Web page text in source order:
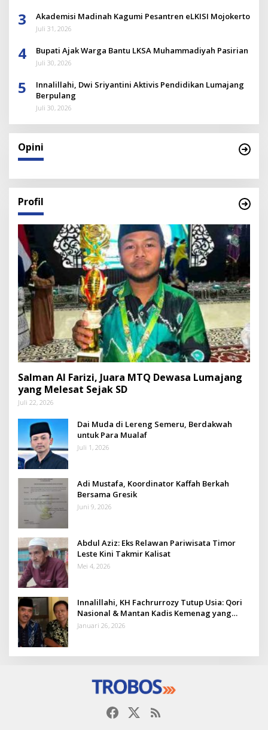
3 Akademisi Madinah Kagumi Pesantren eLKISI Mojokerto
Juli 31, 2026
4 Bupati Ajak Warga Bantu LKSA Muhammadiyah Pasirian
Juli 30, 2026
5
Innalillahi, Dwi Sriyantini Aktivis Pendidikan Lumajang
Berpulang
Juli 30, 2026
Opini
Profil
Salman Al Farizi, Juara MTQ Dewasa Lumajang
yang Melesat Sejak SD
Juli 22, 2026
Dai Muda di Lereng Semeru, Berdakwah
untuk Para Mualaf
Juli 1, 2026
Adi Mustafa, Koordinator Kaffah Berkah
Bersama Gresik
Juni 9, 2026
Abdul Aziz: Eks Relawan Pariwisata Timor
Leste Kini Takmir Kalisat
Mei 4, 2026
Innalillahi, KH Fachrurrozy Tutup Usia: Qori
Nasional & Mantan Kadis Kemenag yang
Penuh Teladan
Januari 26, 2026